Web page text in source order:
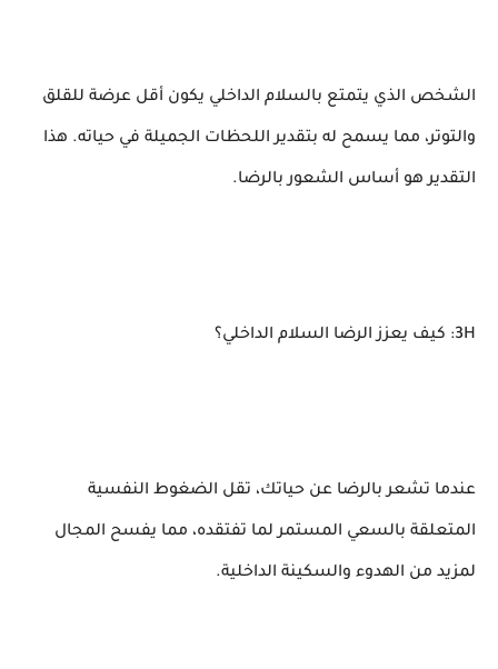
الشخص الذي يتمتع بالسلام الداخلي يكون أقل عرضة للقلق
والتوتر، مما يسمح له بتقدير اللحظات الجميلة في حياته. هذا
التقدير هو أساس الشعور بالرضا.
3H: كيف يعزز الرضا السلام الداخلي؟
عندما تشعر بالرضا عن حياتك، تقل الضغوط النفسية
المتعلقة بالسعي المستمر لما تفتقده، مما يفسح المجال
لمزيد من الهدوء والسكينة الداخلية.